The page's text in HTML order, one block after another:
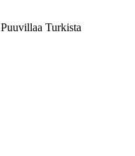
Puuvillaa Turkista